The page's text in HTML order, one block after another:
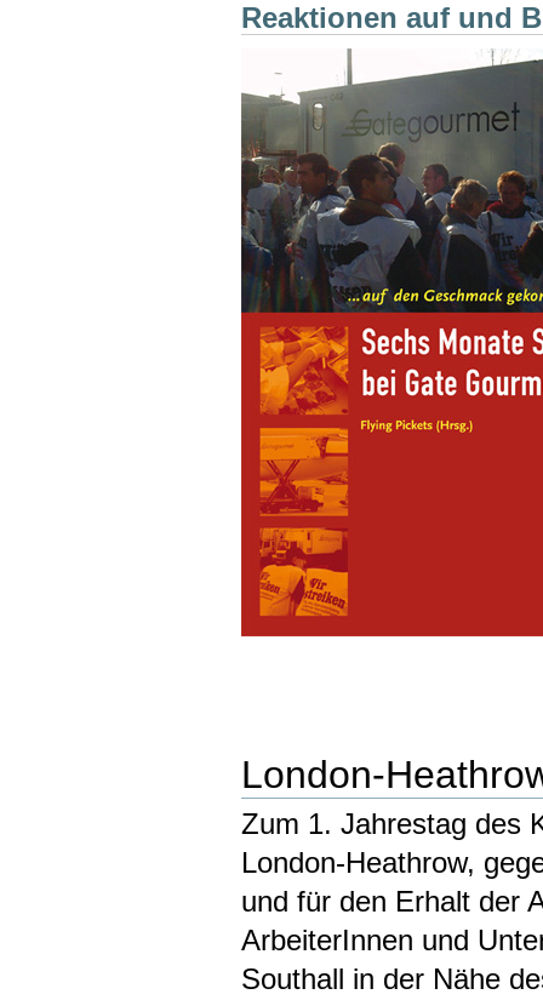
Reaktionen auf und
London-
Zum 1. Jahrestag des
London-Heathrow,
und für den Erhalt der
ArbeiterInnen und
Southall in der Nähe